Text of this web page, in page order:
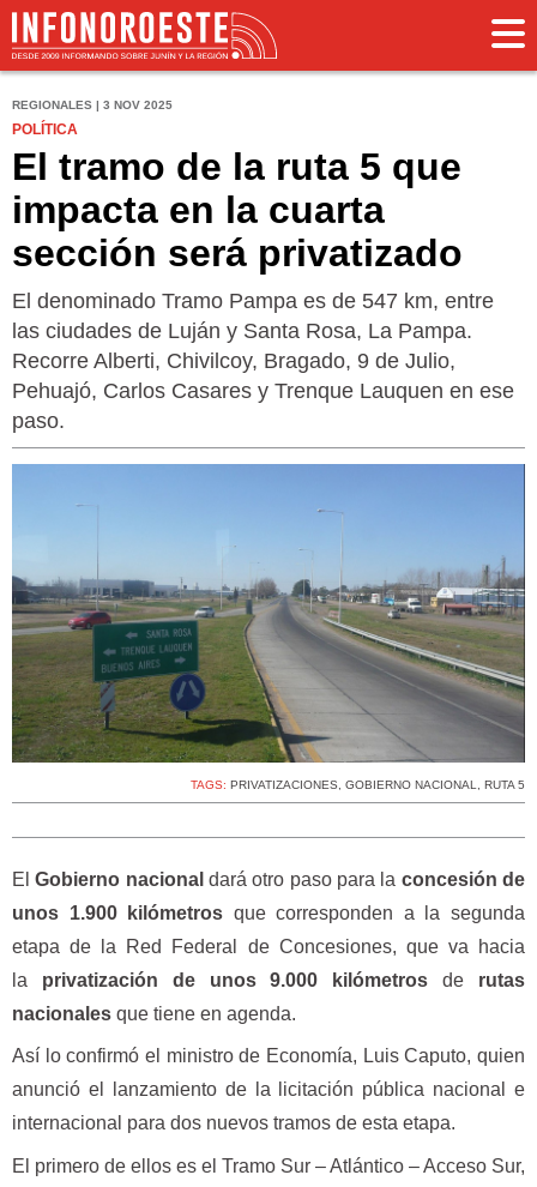
REGIONALES | 3 NOV 2025
POLÍTICA
El tramo de la ruta 5 que
impacta en la cuarta
sección será privatizado
El denominado Tramo Pampa es de 547 km, entre
las ciudades de Luján y Santa Rosa, La Pampa.
Recorre Alberti, Chivilcoy, Bragado, 9 de Julio,
Pehuajó, Carlos Casares y Trenque Lauquen en ese
paso.
TAGS: PRIVATIZACIONES, GOBIERNO NACIONAL, RUTA 5
ElGobierno nacional dará otro paso para la concesión de
unos 1.900 kilómetros que corresponden a la segunda
etapa de la Red Federal de Concesiones, que va hacia
la privatización de unos 9.000 kilómetros de rutas
nacionales que tiene en agenda.
Así lo confirmó el ministro de Economía, Luis Caputo, quien
anunció el lanzamiento de la licitación pública nacional e
internacional para dos nuevos tramos de esta etapa.
El primero de ellos es el Tramo Sur – Atlántico – Acceso Sur,